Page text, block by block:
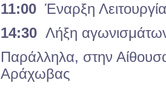
11:00 Έναρξη
14:30 Λήξη
Παράλληλα, στην
Αράχωβας